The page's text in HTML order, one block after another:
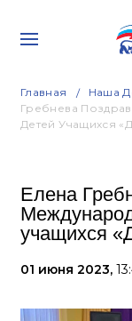
Главная Наша
Гребнева
Детей Учащихся
Елена
учащихся
01 июня 2023,